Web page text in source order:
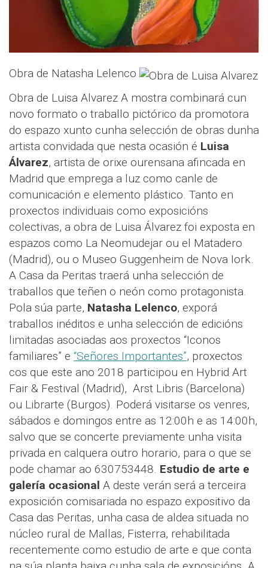
Obra de Natasha Lelenco
Obra de Luisa Alvarez A mostra combinará cun
novo formato o traballo pictórico da promotora
do espazo xunto cunha selección de obras dunha
artista convidada que nesta ocasión é Luisa
Álvarez, artista de orixe ourensana afincada en
Madrid que emprega a luz como canle de
comunicación e elemento plástico. Tanto en
proxectos individuais como exposicións
colectivas, a obra de Luisa Álvarez foi exposta en
espazos como La Neomudejar ou el Matadero
(Madrid), ou o Museo Guggenheim de Nova Iork.
A Casa da Peritas traerá unha selección de
traballos que teñen o neón como protagonista.
Pola súa parte, Natasha Lelenco, exporá
traballos inéditos e unha selección de edicións
limitadas asociadas aos proxectos “Iconos
familiares” e “Señores Importantes”, proxectos
cos que este ano 2018 participou en Hybrid Art
Fair & Festival (Madrid), Arst Libris (Barcelona)
ou Librarte (Burgos). Poderá visitarse os venres,
sábados e domingos entre as 12:00h e as 14:00h,
salvo que se concerte previamente unha visita
privada en calquera outro horario, para o que se
pode chamar ao 630753448. Estudio de arte e
galería ocasional A deste verán será a terceira
exposición comisariada no espazo expositivo da
Casa das Peritas, unha casa de aldea situada no
núcleo rural de Mallas, Fisterra, rehabilitada
recentemente como estudio de arte e que conta